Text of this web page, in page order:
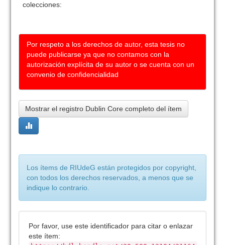
colecciones:
Por respeto a los derechos de autor, esta tesis no
puede publicarse ya que no contamos con la
autorización explícita de su autor o se cuenta con un
convenio de confidencialidad
Mostrar el registro Dublin Core completo del ítem
Los ítems de RIUdeG están protegidos por copyright,
con todos los derechos reservados, a menos que se
indique lo contrario.
Por favor, use este identificador para citar o enlazar
este ítem: